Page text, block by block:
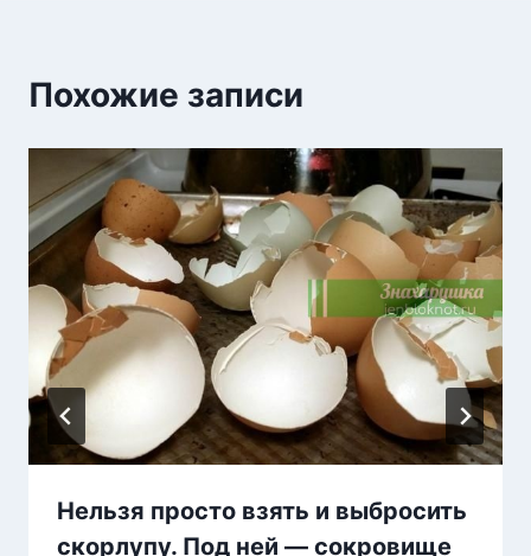
Похожие записи
Нельзя просто взять и выбросить
скорлупу. Под ней — сокровище